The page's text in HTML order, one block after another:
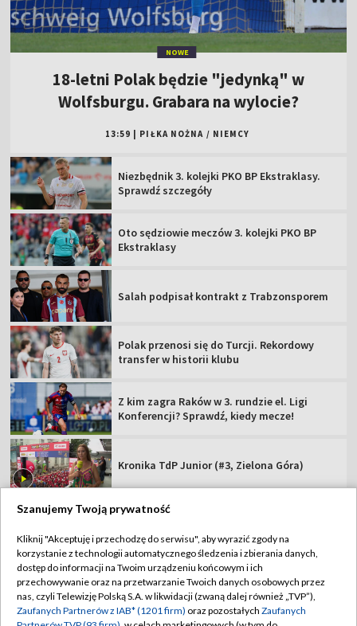
NOWE
18-letni Polak będzie "jedynką" w
Wolfsburgu. Grabara na wylocie?
13:59 PIŁKA NOŻNA / NIEMCY
Niezbędnik 3. kolejki PKO BP Ekstraklasy.
Sprawdź szczegóły
Oto sędziowie meczów 3. kolejki PKO BP
Ekstraklasy
Salah podpisał kontrakt z Trabzonsporem
Polak przenosi się do Turcji. Rekordowy
transfer w historii klubu
Z kim zagra Raków w 3. rundzie el. Ligi
Konferencji? Sprawdź, kiedy mecze!
Kronika TdP Junior (#3, Zielona Góra)
TVP
Abonament TVP
Sklep TVP
Regulamin TVP
Polityka prywatności
Szanujemy Twoją prywatność
Kliknij "Akceptuję i przechodzę do serwisu", aby wyrazić zgody na
korzystanie z technologii automatycznego śledzenia i zbierania danych,
dostęp do informacji na Twoim urządzeniu końcowym i ich
przechowywanie oraz na przetwarzanie Twoich danych osobowych przez
nas, czyli Telewizję Polską S.A. w likwidacji (zwaną dalej również „TVP”),
Zaufanych Partnerów z IAB* (1201 firm) oraz pozostałych Zaufanych